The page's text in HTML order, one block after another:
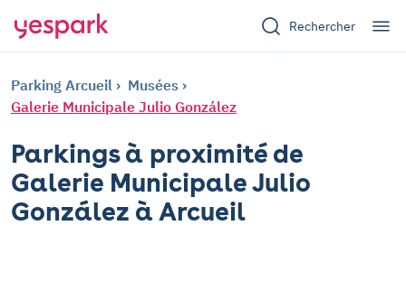
Rechercher
Parking Arcueil
Musées
Galerie Municipale Julio González
Parkings à proximité de
Galerie Municipale Julio
González à Arcueil